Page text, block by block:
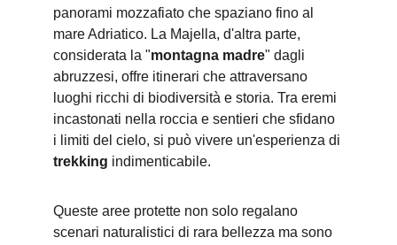
panorami mozzafiato che spaziano fino al
mare Adriatico. La Majella, d'altra parte,
considerata la "montagna madre" dagli
abruzzesi, offre itinerari che attraversano
luoghi ricchi di biodiversità e storia. Tra eremi
incastonati nella roccia e sentieri che sfidano
i limiti del cielo, si può vivere un'esperienza di
trekking indimenticabile.
Queste aree protette non solo regalano
scenari naturalistici di rara bellezza ma sono